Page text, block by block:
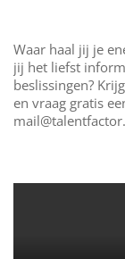
Waar haal jij je
jij het liefst
beslissingen?
en vraag gratis